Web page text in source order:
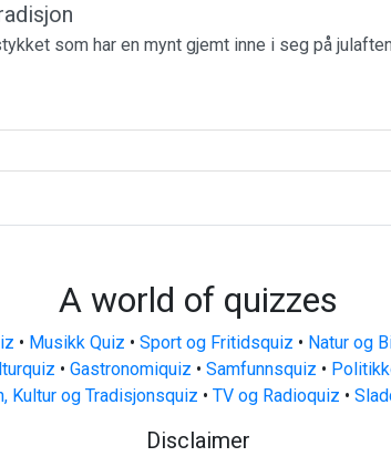
som har en mynt gjemt inne i seg på
A world of quizzes
• Musikk Quiz • Sport og Fritidsquiz • Natur og
• Gastronomiquiz • Samfunnsquiz •
Kultur og Tradisjonsquiz • TV og Radioquiz •
Disclaimer